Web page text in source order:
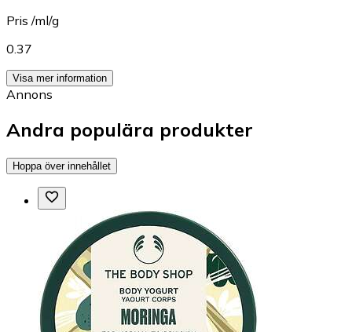
Pris /ml/g
0.37
Visa mer information
Annons
Andra populära produkter
Hoppa över innehållet